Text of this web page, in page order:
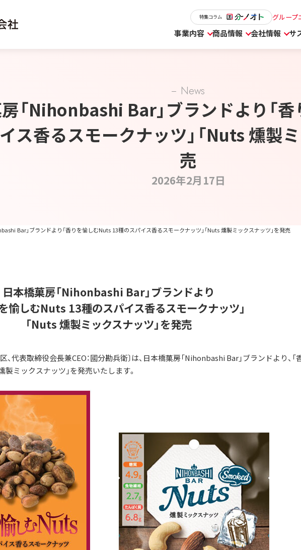
特集コラム グループ
事業内容 商品情報 会社情報 サ
News
「Nihonbashi Bar」ブランドより「
ス香るスモークナッツ」「Nuts 燻製
売
2026年2月17日
Bar」ブランドより「香りを愉しむNuts 13種のスパイス香るスモークナッツ」「Nuts 燻製ミックスナッツ」を発売
日本橋菓房「Nihonbashi Bar」ブランドより
を愉しむNuts 13種のスパイス香るスモークナッツ」
「Nuts 燻製ミックスナッツ」を発売
代表取締役会長兼CEO：國分勘兵衛〕は、日本橋菓房「Nihonbashi Bar」ブランドより、
ミックスナッツ」を発売いたします。